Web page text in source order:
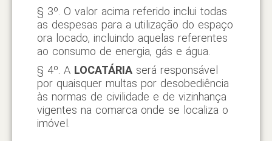
§ 3º. O valor acima referido inclui todas
as despesas para a utilização do espaço
ora locado, incluindo aquelas referentes
ao consumo de energia, gás e água.
§ 4º. A LOCATÁRIAserá responsável
por quaisquer multas por desobediência
às normas de civilidade e de vizinhança
vigentes na comarca onde se localiza o
imóvel.